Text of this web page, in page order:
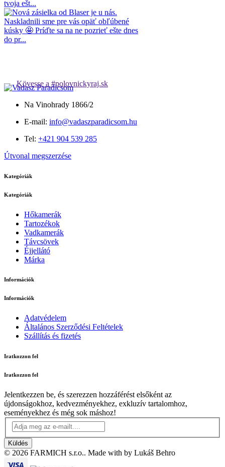
Kövesse a #polovnickyraj.sk
Na Vinohrady 1866/2
E-mail: info@vadaszparadicsom.hu
Tel: +421 904 539 285
Útvonal megszerzése
Kategóriák
Kategóriák
Hőkamerák
Tartozékok
Vadkamerák
Távcsövek
Éjjellátó
Márka
Információk
Információk
Adatvédelem
Általános Szerződési Feltételek
Szállítás és fizetés
Iratkozzon fel
Iratkozzon fel
Jelentkezzen be, és szerezzen hozzáférést elsőként az
újdonságokhoz, kedvezményekhez, exkluzív tartalomhoz,
eseményekhez és még sok máshoz!
Küldés
© 2026 FARMICH s.r.o.. Made with by Lukáš Behro